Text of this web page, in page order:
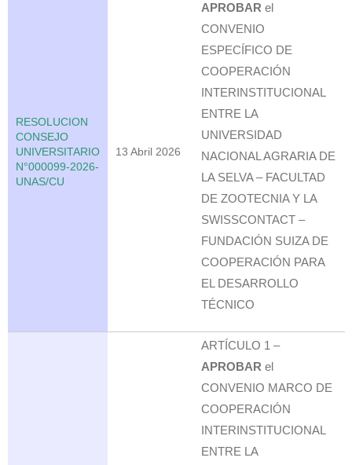
RESOLUCION
CONSEJO
UNIVERSITARIO
N°000099-2026-
UNAS/CU
13 Abril 2026
APROBARel
CONVENIO
ESPECÍFICO DE
COOPERACIÓN
INTERINSTITUCIONAL
ENTRE LA
UNIVERSIDAD
NACIONAL AGRARIA DE
LA SELVA – FACULTAD
DE ZOOTECNIA Y LA
SWISSCONTACT –
FUNDACIÓN SUIZA DE
COOPERACIÓN PARA
EL DESARROLLO
TÉCNICO
ARTÍCULO 1 –
APROBARel
CONVENIO MARCO DE
COOPERACIÓN
INTERINSTITUCIONAL
ENTRE LA